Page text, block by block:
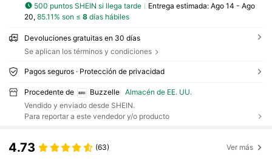
500 puntos SHEIN si llega tarde Entrega estimada: Ago 14 - Ago
20, 85.11% son ≤ 8días hábiles
Devoluciones gratuitas en 30 días
Se aplican los términos y condiciones
Pagos seguros · Protección de privacidad
Procedente de Buzzelle
Almacén de EE. UU.
Vendido y enviado desde SHEIN.
Para reportar a este vendedor y/o producto
4.73 (63) Ver más